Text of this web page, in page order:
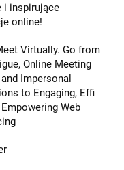
i inspirujące
online!
Virtually. Go from
Online Meeting
Impersonal
to Engaging, Effi
Web